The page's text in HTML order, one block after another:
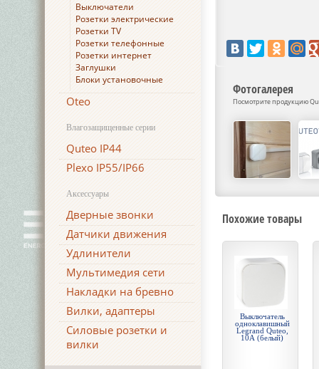
Выключатели
Розетки электрические
Розетки TV
Розетки телефонные
Розетки интернет
Заглушки
Блоки установочные
Oteo
Влагозащищенные серии
Quteo IP44
Plexo IP55/IP66
Аксессуары
Дверные звонки
Датчики движения
Удлинители
Мультимедия сети
Накладки на бревно
Вилки, адаптеры
Силовые розетки и
вилки
Фотогалерея
Посмотрите продукцию
Похожие товары
Выключатель
одноклавишный
Legrand Quteo,
10А (белый)